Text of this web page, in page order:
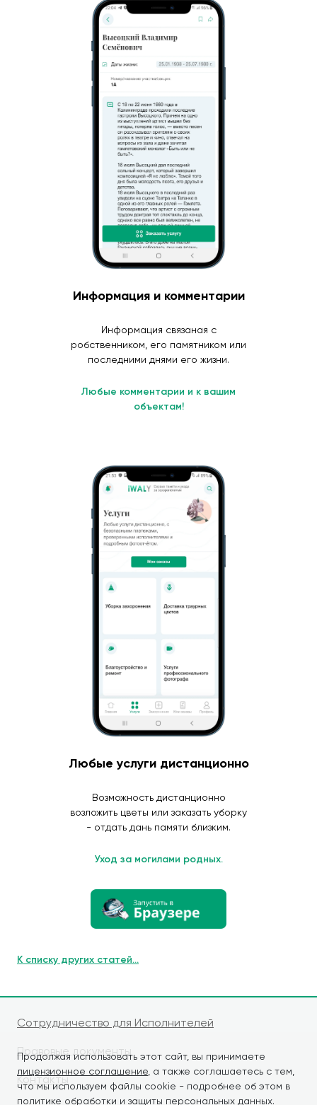
Продолжая использовать этот сайт, вы принимаете
лицензионное соглашение , а также соглашаетесь с тем,
что мы используем файлы cookie - подробнее об этом в
политике обработки и защиты персональных данных.
Информация и комментарии
Информация связаная с
робственником, его памятником или
последними днями его жизни.
Любые комментарии и к вашим
объектам!
Любые услуги дистанционно
Возможность дистанционно
возложить цветы или заказать уборку
- отдать дань памяти близким.
Уход за могилами родных.
К списку других статей...
Сотрудничество для Исполнителей
Правовые документы
Контакты